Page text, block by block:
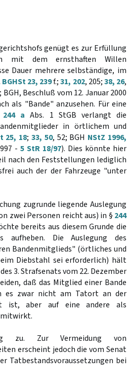
genügt es zur Erfüllung
mit dem ernsthaften Willen
Dauer mehrere selbständige, im
BGHSt 23, 239f.;31, 202, 205;38, 26,
BGH, Beschluß vom 12. Januar 2000
als "Bande" anzusehen. Für eine
244 a Abs. 1 StGB verlangt die
in örtlichem und
25, 18; 33, 50, 52; BGH NStZ 1996,
- 5 StR 18/97). Dies könnte hier
nach den Feststellungen lediglich
auch der der Fahrzeuge "unter
zugrunde liegende Auslegung
zwei Personen reicht aus) in § 244
bereits aus diesem Grunde die
aufheben. Die Auslegung des
Bandenmitglieds" (örtliches und
Diebstahl sei erforderlich) hält
3. Strafsenats vom 22. Dezember
daß das Mitglied einer Bande
es zwar nicht am Tatort an der
ist, aber auf eine andere als
mitwirkt.
zu. Zur Vermeidung von
erscheint jedoch die vom Senat
Tatbestandsvoraussetzungen bei